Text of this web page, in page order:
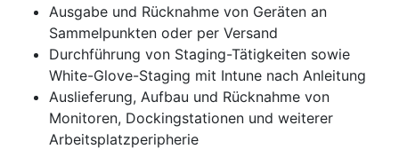
Ausgabe und Rücknahme von Geräten an
Sammelpunkten oder per Versand
Durchführung von Staging-Tätigkeiten sowie
White-Glove-Staging mit Intune nach Anleitung
Auslieferung, Aufbau und Rücknahme von
Monitoren, Dockingstationen und weiterer
Arbeitsplatzperipherie